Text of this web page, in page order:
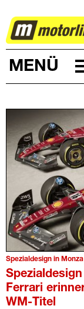
MENÜ
Spezialdesign in
Ferrari
WM-Titel